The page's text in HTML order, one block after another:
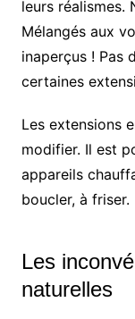
leurs réalismes.
Mélangés aux
inaperçus ! Pas
certaines
Les extensions
modifier. Il est
appareils
boucler, à friser.
Les
naturelles